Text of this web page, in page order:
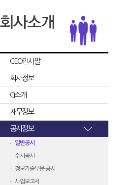
CEO인사말
회사정보
CI소개
재무정보
공시정보
일반공시
수시공시
정보기술부문 공시
사업보고서